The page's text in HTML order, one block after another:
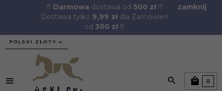
!!! Darmowa dostawa od 500 zł!!!
Dostawa tylko 9,99 złdla Zamówień
od 300 zł!!!
zamknij
currency_h
POLSKI ZŁOTY
0